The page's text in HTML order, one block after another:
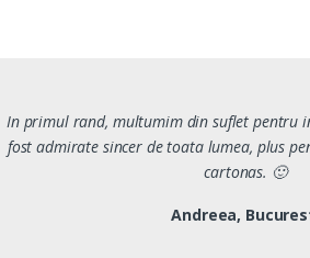
In primul rand, multumim din suflet pentru
fost admirate sincer de toata lumea, plus
cartonas. 🙂
Andreea,